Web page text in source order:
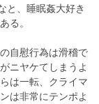
と、睡眠姦大好き
る。
自慰行為は滑稽で
ニヤケてしまうよ
は一転、クライマ
は非常にテンポよ